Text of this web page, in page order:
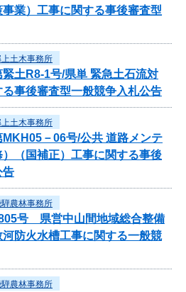
業）工事に関する事後審査型
土木事務所
緊土R8-1号/県単 緊急土石流対
事後審査型一般競争入札公告
土木事務所
MKH05－06号/公共 道路メンテ
（国補正）工事に関する事後
告
農林事務所
号 県営中山間地域総合整備
防火水槽工事に関する一般競
農林事務所